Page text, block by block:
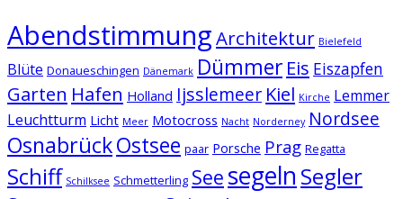
AbendstimmungArchitektur Bielefeld
Blüte Donaueschingen Dänemark Dümmer Eis Eiszapfen
Garten Hafen Holland Ijsslemeer Kiel Kirche Lemmer
Leuchtturm Licht Meer Motocross Nacht Norderney Nordsee
OsnabrückOstsee paar Porsche Prag Regatta
Schiff Schilksee Schmetterling See segeln Segler